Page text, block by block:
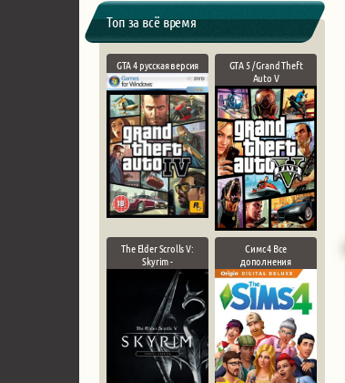
Топ за всё время
GTA 4 русская версия
GTA 5 / Grand Theft
Auto V
The Elder Scrolls V:
Skyrim -
Симс 4 Все
дополнения